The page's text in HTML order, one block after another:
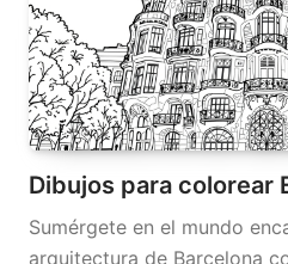
Dibujos para colorear
Sumérgete en el mundo
arquitectura de Barcelona